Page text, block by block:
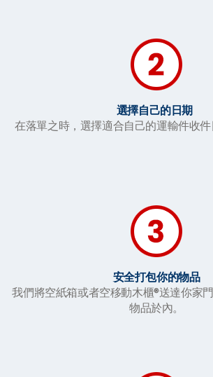
選擇自己的日期
在落單之時，選擇適合自己的運輸件收件
安全打包你的物品
我們將空紙箱或者空移動木櫃®送達你家
物品於內。